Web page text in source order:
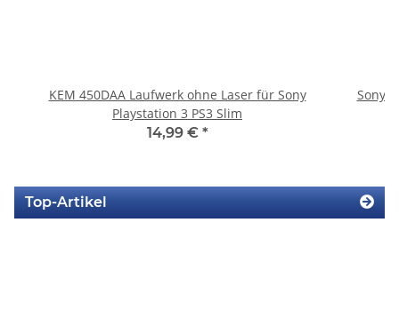
KEM 450DAA Laufwerk ohne Laser für Sony
Playstation 3 PS3 Slim
14,99 € *
Sony
Top-Artikel